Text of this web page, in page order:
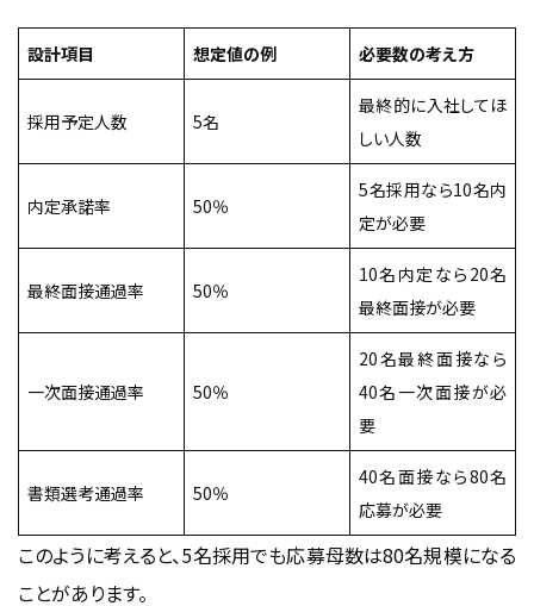
設計項目 想定値の例 必要数の考え方
採用予定人数 5名
最終的に入社してほ
しい人数
内定承諾率 50％
5名採用なら10名内
定が必要
最終面接通過率 50％
10名内定なら20名
最終面接が必要
一次面接通過率 50％
20名最終面接なら
40名一次面接が必
要
書類選考通過率 50％
40名面接なら80名
応募が必要
このように考えると、5名採用でも応募母数は80名規模になる
ことがあります。